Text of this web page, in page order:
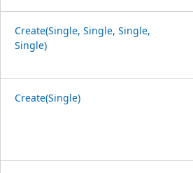
Create(Single, Single, Single,
Single)
Create(Single)